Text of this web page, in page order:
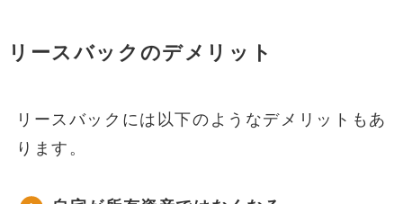
リースバックのデメリット
リースバックには以下のようなデメリットもあ
ります。